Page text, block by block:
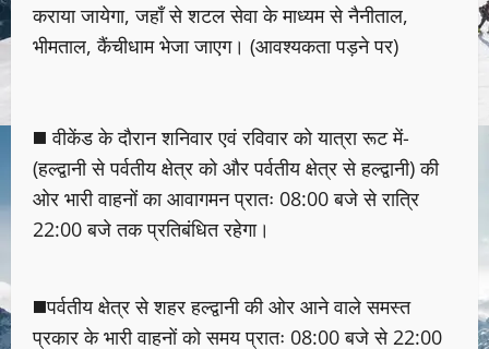
कराया जायेगा, जहाँ से शटल सेवा के माध्यम से नैनीताल,
भीमताल, कैंचीधाम भेजा जाएग। (आवश्यकता पड़ने पर)
◼️ वीकेंड के दौरान शनिवार एवं रविवार को यात्रा रूट में-
(हल्द्वानी से पर्वतीय क्षेत्र को और पर्वतीय क्षेत्र से हल्द्वानी) की
ओर भारी वाहनों का आवागमन प्रातः 08:00 बजे से रात्रि
22:00 बजे तक प्रतिबंधित रहेगा।
◼️पर्वतीय क्षेत्र से शहर हल्द्वानी की ओर आने वाले समस्त
प्रकार के भारी वाहनों को समय प्रातः 08:00 बजे से 22:00